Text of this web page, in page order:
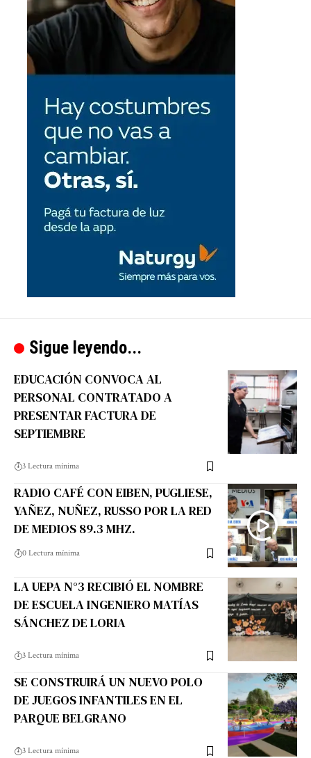
Sigue leyendo...
EDUCACIÓN CONVOCA AL
PERSONAL CONTRATADO A
PRESENTAR FACTURA DE
SEPTIEMBRE
3 Lectura mínima
RADIO CAFÉ CON EIBEN, PUGLIESE,
YAÑEZ, NUÑEZ, RUSSO POR LA RED
DE MEDIOS 89.3 MHZ.
0 Lectura mínima
LA UEPA N°3 RECIBIÓ EL NOMBRE
DE ESCUELA INGENIERO MATÍAS
SÁNCHEZ DE LORIA
3 Lectura mínima
SE CONSTRUIRÁ UN NUEVO POLO
DE JUEGOS INFANTILES EN EL
PARQUE BELGRANO
3 Lectura mínima